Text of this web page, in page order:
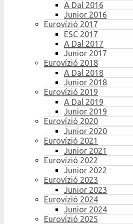
A Dal 2016
Junior 2016
Eurovízió 2017
ESC 2017
A Dal 2017
Junior 2017
Eurovízió 2018
A Dal 2018
Junior 2018
Eurovízió 2019
A Dal 2019
Junior 2019
Eurovízió 2020
Junior 2020
Eurovízió 2021
Junior 2021
Eurovízió 2022
Junior 2022
Eurovízió 2023
Junior 2023
Eurovízió 2024
Junior 2024
Eurovízió 2025